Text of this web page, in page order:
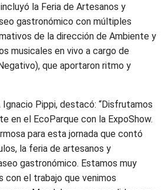
la Feria de Artesanos y
gastronómico con múltiples
de la dirección de Ambiente y
musicales en vivo a cargo de
que aportaron ritmo y
Pippi, destacó: “Disfrutamos
en el EcoParque con la ExpoShow.
para esta jornada que contó
la feria de artesanos y
gastronómico. Estamos muy
el trabajo que venimos